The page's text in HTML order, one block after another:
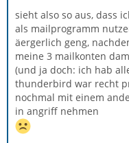
sieht also so aus, dass
als mailprogramm
äergerlich geng,
meine 3 mailkonten
(und ja doch: ich hab
thunderbird war recht
nochmal mit einem
in angriff nehmen